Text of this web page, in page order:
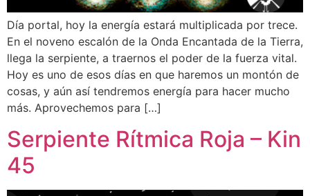
Día portal, hoy la energía estará multiplicada por trece.
En el noveno escalón de la Onda Encantada de la Tierra,
llega la serpiente, a traernos el poder de la fuerza vital.
Hoy es uno de esos días en que haremos un montón de
cosas, y aún así tendremos energía para hacer mucho
más. Aprovechemos para […]
Serpiente Rítmica Roja – Kin
45